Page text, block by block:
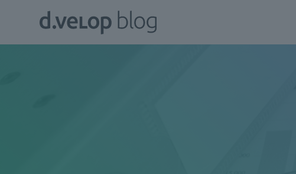
d.velop
Blog